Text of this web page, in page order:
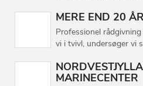
MERE END 20
Professionel
vi i tvivl, undersøger vi
MARINECENTER